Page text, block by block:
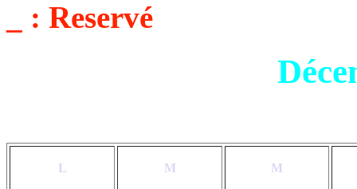
_ : Reservé
L M M